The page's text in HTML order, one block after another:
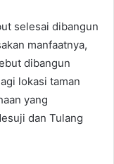
selesai dibangun
manfaatnya,
dibangun
lokasi taman
yang
dan Tulang